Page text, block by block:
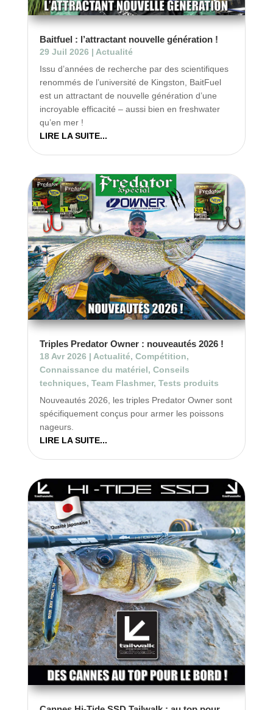
Baitfuel : l’attractant nouvelle génération !
29 Juil 2026 | Actualité
Issu d’années de recherche par des scientifiques
renommés de l’université de Kingston, BaitFuel
est un attractant de nouvelle génération d’une
incroyable efficacité – aussi bien en freshwater
qu’en mer !
LIRE LA SUITE...
Triples Predator Owner : nouveautés 2026 !
18 Avr 2026 | Actualité, Compétition,
Connaissance du matériel, Conseils
techniques, Team Flashmer, Tests produits
Nouveautés 2026, les triples Predator Owner sont
spécifiquement conçus pour armer les poissons
nageurs.
LIRE LA SUITE...